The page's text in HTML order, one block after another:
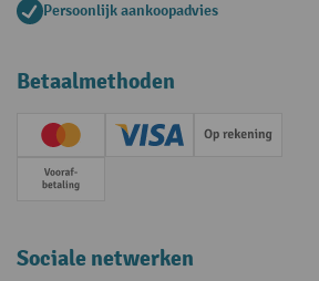
Persoonlijk aankoopadvies
Betaalmethoden
Creditcard (Master)Creditcard (Visa)Op rekening
Vooruitbetaling
Sociale netwerken